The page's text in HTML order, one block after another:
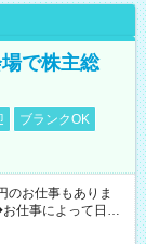
で株主総
ブランクOK
お仕事もありま
仕事によって日給